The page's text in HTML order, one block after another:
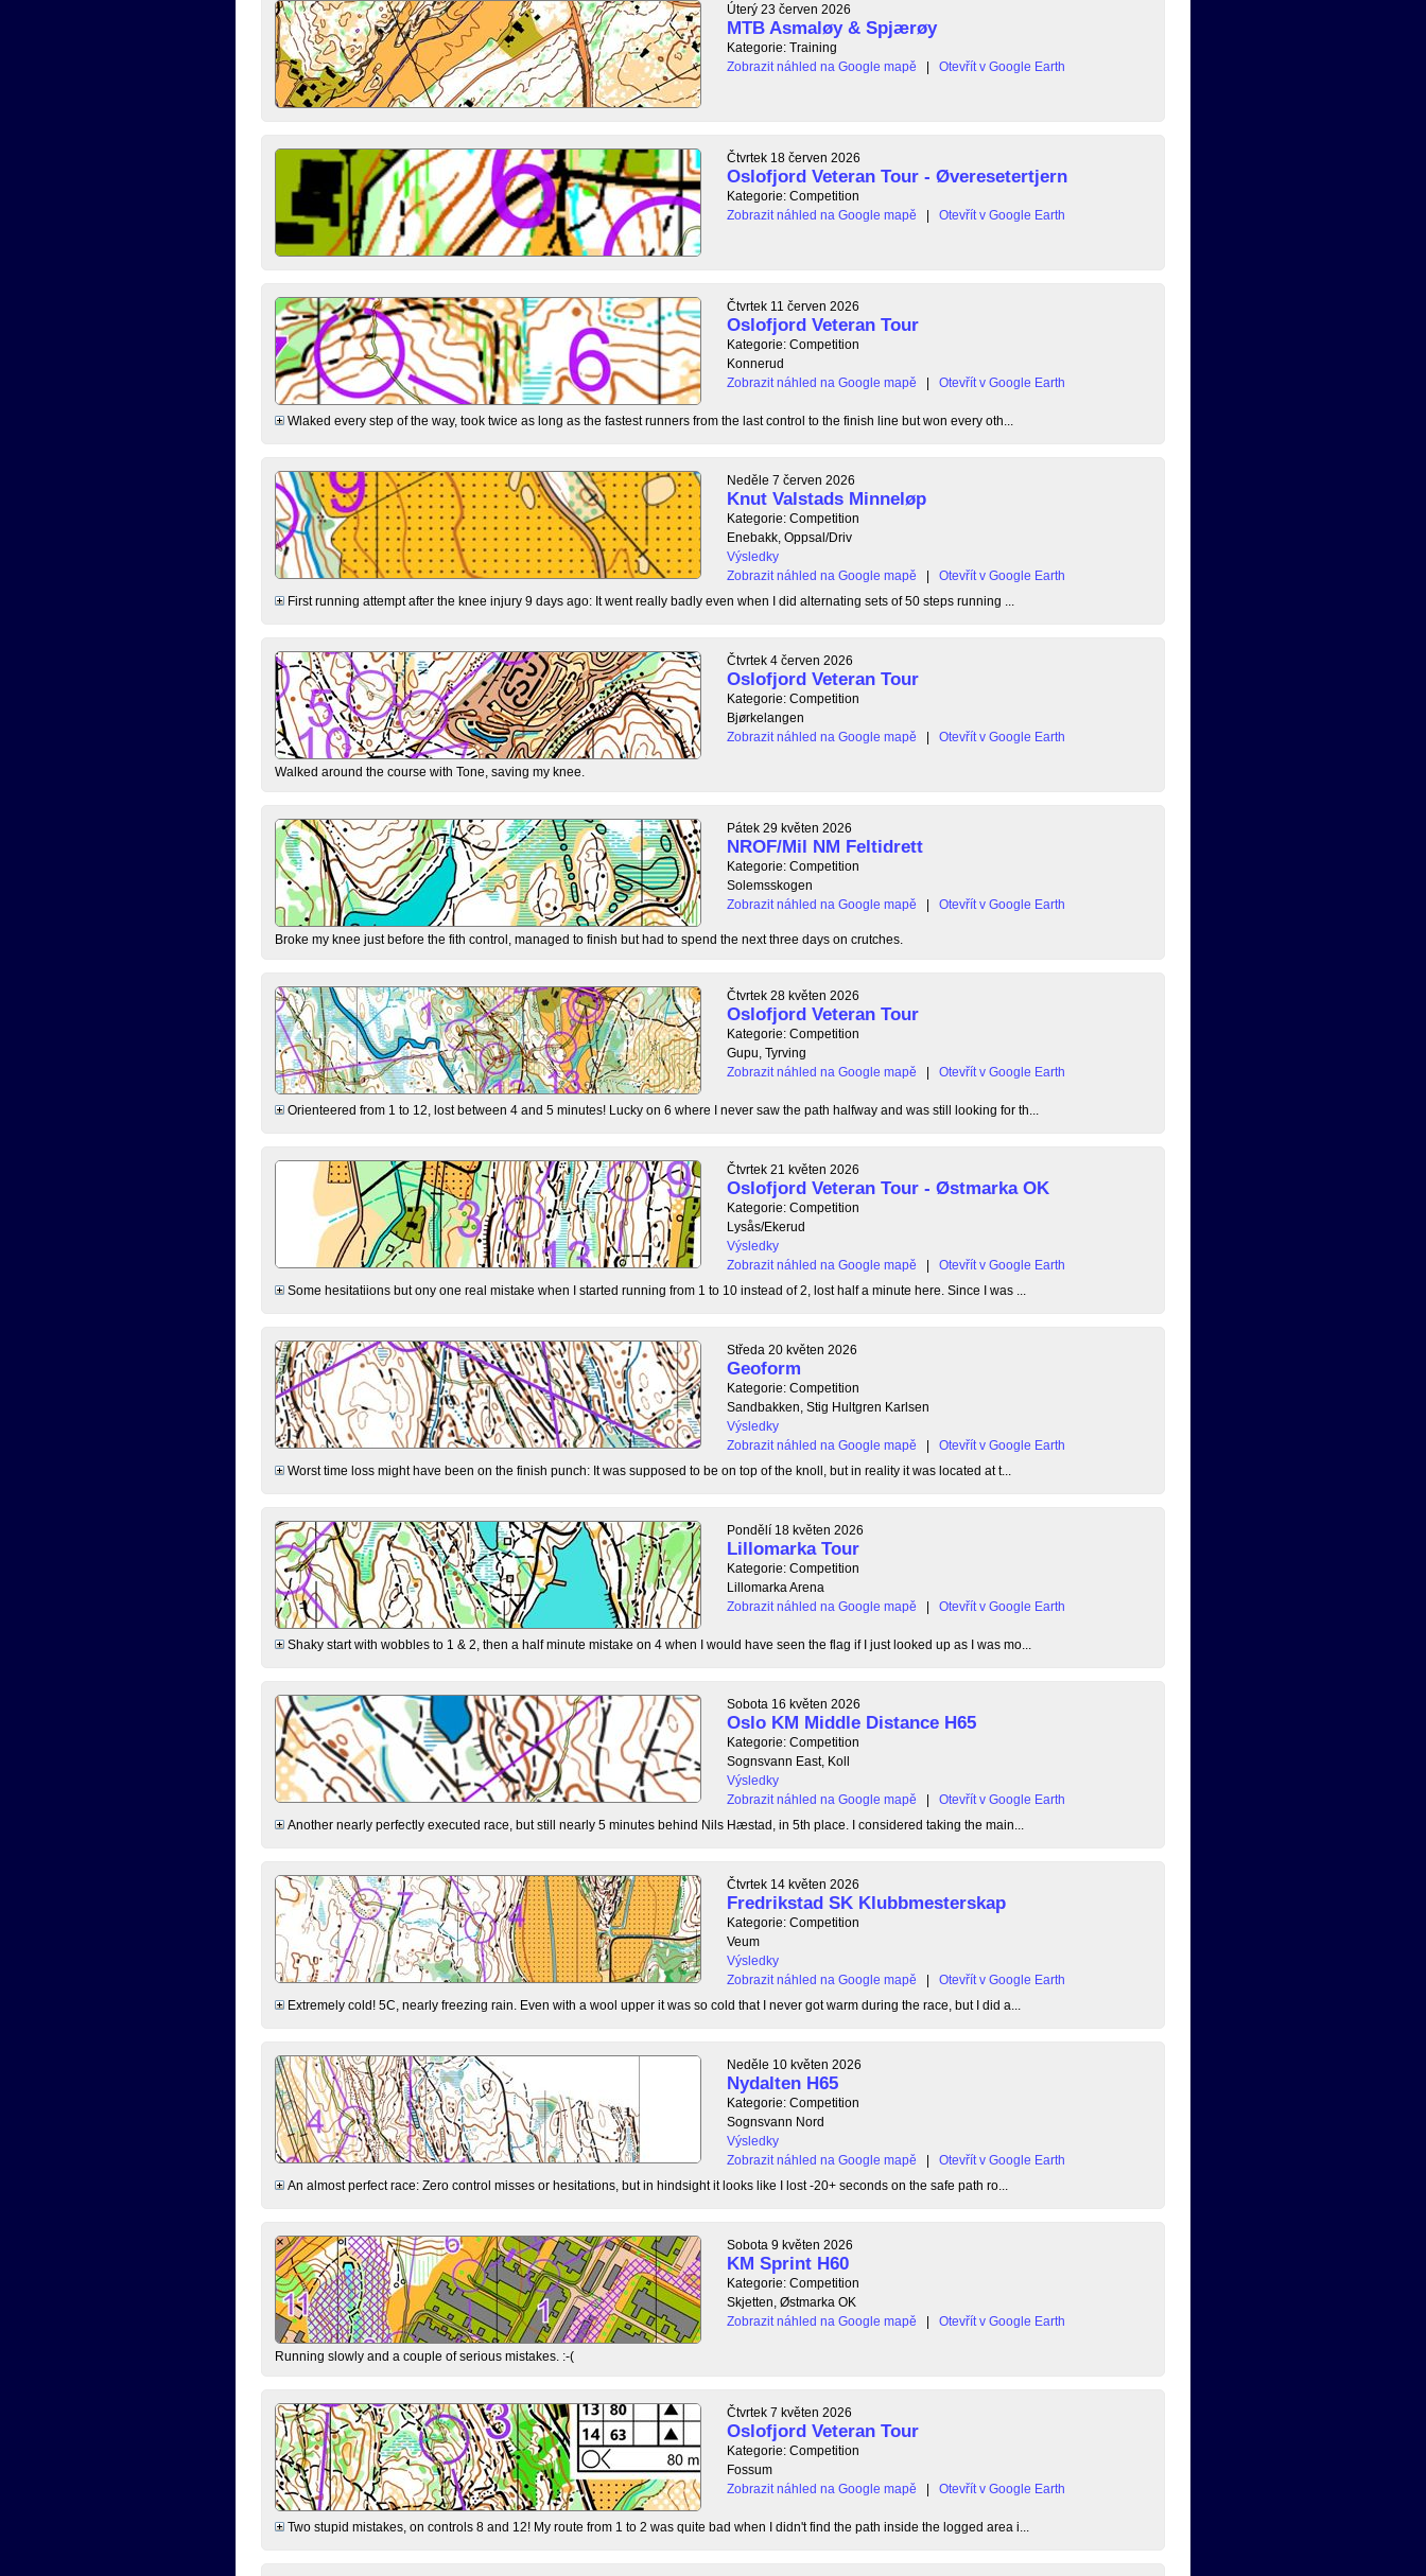
Úterý 23 červen 2026
MTB Asmaløy & Spjærøy
Kategorie: Training
Zobrazit náhled na Google mapě
| Otevřít v Google Earth
Čtvrtek 18 červen 2026
Oslofjord Veteran Tour - Øveresetertjern
Kategorie: Competition
Zobrazit náhled na Google mapě
| Otevřít v Google Earth
Čtvrtek 11 červen 2026
Oslofjord Veteran Tour
Kategorie: Competition
Konnerud
Zobrazit náhled na Google mapě
| Otevřít v Google Earth
Wlaked every step of the way, took twice as long as the fastest runners from the last control to the finish line but won every oth...
Neděle 7 červen 2026
Knut Valstads Minneløp
Kategorie: Competition
Enebakk, Oppsal/Driv
Výsledky
Zobrazit náhled na Google mapě
|
Otevřít v Google Earth
First running attempt after the knee injury 9 days ago: It went really badly even when I did alternating sets of 50 steps running ...
Čtvrtek 4 červen 2026
Oslofjord Veteran Tour
Kategorie: Competition
Bjørkelangen
Zobrazit náhled na Google mapě
| Otevřít v Google Earth
Walked around the course with Tone, saving my knee.
Pátek 29 květen 2026
NROF/Mil NM Feltidrett
Kategorie: Competition
Solemsskogen
Zobrazit náhled na Google mapě
| Otevřít v Google Earth
Broke my knee just before the fith control, managed to finish but had to spend the next three days on crutches.
Čtvrtek 28 květen 2026
Oslofjord Veteran Tour
Kategorie: Competition
Gupu, Tyrving
Zobrazit náhled na Google mapě
| Otevřít v Google Earth
Orienteered from 1 to 12, lost between 4 and 5 minutes! Lucky on 6 where I never saw the path halfway and was still looking for th...
Čtvrtek 21 květen 2026
Oslofjord Veteran Tour - Østmarka OK
Kategorie: Competition
Lysås/Ekerud
Výsledky
Zobrazit náhled na Google mapě
|
Otevřít v Google Earth
Some hesitatiions but ony one real mistake when I started running from 1 to 10 instead of 2, lost half a minute here. Since I was ...
Středa 20 květen 2026
Geoform
Kategorie: Competition
Sandbakken, Stig Hultgren Karlsen
Výsledky
Zobrazit náhled na Google mapě
|
Otevřít v Google Earth
Worst time loss might have been on the finish punch: It was supposed to be on top of the knoll, but in reality it was located at t...
Pondělí 18 květen 2026
Lillomarka Tour
Kategorie: Competition
Lillomarka Arena
Zobrazit náhled na Google mapě
| Otevřít v Google Earth
Shaky start with wobbles to 1 & 2, then a half minute mistake on 4 when I would have seen the flag if I just looked up as I was mo...
Sobota 16 květen 2026
Oslo KM Middle Distance H65
Kategorie: Competition
Sognsvann East, Koll
Výsledky
Zobrazit náhled na Google mapě
|
Otevřít v Google Earth
Another nearly perfectly executed race, but still nearly 5 minutes behind Nils Hæstad, in 5th place. I considered taking the main...
Čtvrtek 14 květen 2026
Fredrikstad SK Klubbmesterskap
Kategorie: Competition
Veum
Výsledky
Zobrazit náhled na Google mapě
|
Otevřít v Google Earth
Extremely cold! 5C, nearly freezing rain. Even with a wool upper it was so cold that I never got warm during the race, but I did a...
Neděle 10 květen 2026
Nydalten H65
Kategorie: Competition
Sognsvann Nord
Výsledky
Zobrazit náhled na Google mapě
|
Otevřít v Google Earth
An almost perfect race: Zero control misses or hesitations, but in hindsight it looks like I lost -20+ seconds on the safe path ro...
Sobota 9 květen 2026
KM Sprint H60
Kategorie: Competition
Skjetten, Østmarka OK
Zobrazit náhled na Google mapě
| Otevřít v Google Earth
Running slowly and a couple of serious mistakes. :-(
Čtvrtek 7 květen 2026
Oslofjord Veteran Tour
Kategorie: Competition
Fossum
Zobrazit náhled na Google mapě
| Otevřít v Google Earth
Two stupid mistakes, on controls 8 and 12! My route from 1 to 2 was quite bad when I didn't find the path inside the logged area i...